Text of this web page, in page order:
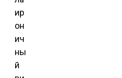
ир
он
ич
ны
й